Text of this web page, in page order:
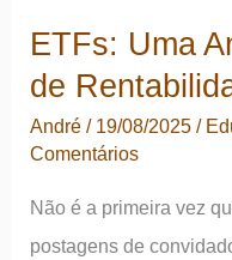
as
carteiras
(ago/25)
ETFs: Uma
de
André/ 19/08/2025/
Comentários
Não é a primeira vez
postagens de